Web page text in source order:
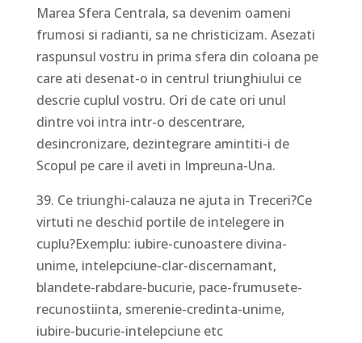
Marea Sfera Centrala, sa devenim oameni
frumosi si radianti, sa ne christicizam. Asezati
raspunsul vostru in prima sfera din coloana pe
care ati desenat-o in centrul triunghiului ce
descrie cuplul vostru. Ori de cate ori unul
dintre voi intra intr-o descentrare,
desincronizare, dezintegrare amintiti-i de
Scopul pe care il aveti in Impreuna-Una.
39. Ce triunghi-calauza ne ajuta in Treceri?Ce
virtuti ne deschid portile de intelegere in
cuplu?Exemplu: iubire-cunoastere divina-
unime, intelepciune-clar-discernamant,
blandete-rabdare-bucurie, pace-frumusete-
recunostiinta, smerenie-credinta-unime,
iubire-bucurie-intelepciune etc